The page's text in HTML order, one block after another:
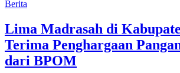
Berita
Lima Madrasah di
Terima Penghargaan
dari BPOM